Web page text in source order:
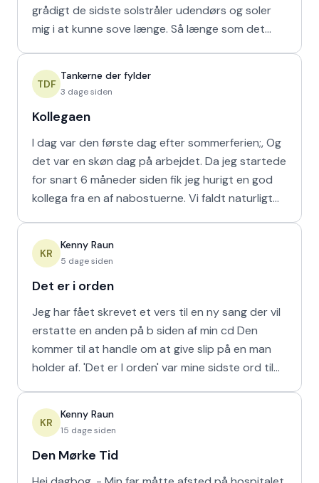
grådigt de sidste solstråler udendørs og soler
mig i at kunne sove længe. Så længe som det
TDF
Tankerne der fylder
3 dage siden
Kollegaen
I dag var den første dag efter sommerferien;, Og
det var en skøn dag på arbejdet. Da jeg startede
for snart 6 måneder siden fik jeg hurigt en god
kollega fra en af nabostuerne. Vi faldt naturligt
KR
Kenny Raun
5 dage siden
Det er i orden
Jeg har fået skrevet et vers til en ny sang der vil
erstatte en anden på b siden af min cd Den
kommer til at handle om at give slip på en man
holder af. 'Det er I orden' var mine sidste ord til
KR
Kenny Raun
15 dage siden
Den Mørke Tid